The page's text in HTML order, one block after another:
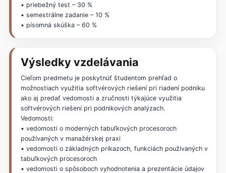
• priebežný test – 30 %
• semestrálne zadanie – 10 %
• písomná skúška – 60 %
Výsledky vzdelávania
Cieľom predmetu je poskytnúť študentom prehľad o
možnostiach využitia softvérových riešení pri riadení podniku
ako aj predať vedomosti a zručnosti týkajúce využitia
softvérových riešení pri podnikových analýzach.
Vedomosti:
• vedomosti o moderných tabuľkových procesoroch
používaných v manažérskej praxi
• vedomosti o základných príkazoch, funkciách používaných v
tabuľkových procesoroch
• vedomosti o spôsoboch vyhodnotenia a prezentácie údajov